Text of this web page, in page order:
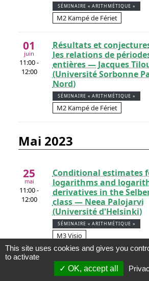
SÉMINAIRE « ARITHMÉTIQUE »
M2 Kampé de Fériet
01
juin
11:00 -
12:00
Résultats et
les relations de
entières — Jacques
(Université Sorbonne
Nord)
SÉMINAIRE « ARITHMÉTIQUE »
M2 Kampé de Fériet
mai 2023
25
mai
11:00 -
12:00
Conditional estimates
logarithms and
derivatives in the
class — Neea Palojarvi
(Université d'Helsinki)
SÉMINAIRE « ARITHMÉTIQUE »
M3 Visio
04
Des entiers vers les
polynômes — Salah
This site uses cookies and gives you
to activate
OK, accept all